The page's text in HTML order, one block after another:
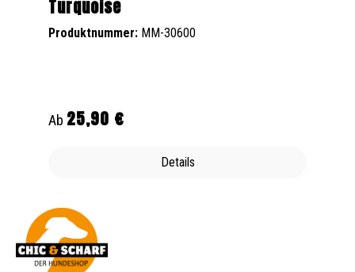
Turquoise
Produktnummer: MM-30600
Regulärer Preis:
Ab 25,90 €
Details